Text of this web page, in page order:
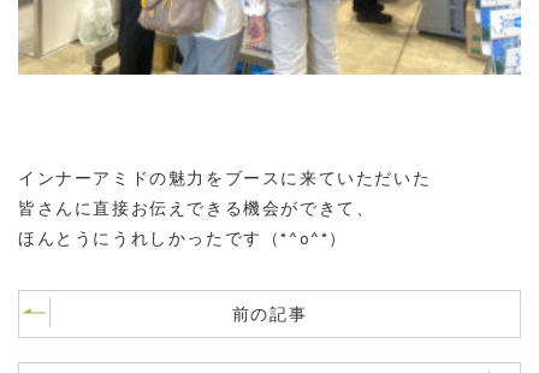
インナーアミドの魅力をブースに来ていただいた
皆さんに直接お伝えできる機会ができて、
ほんとうにうれしかったです（*^o^*）
前の記事